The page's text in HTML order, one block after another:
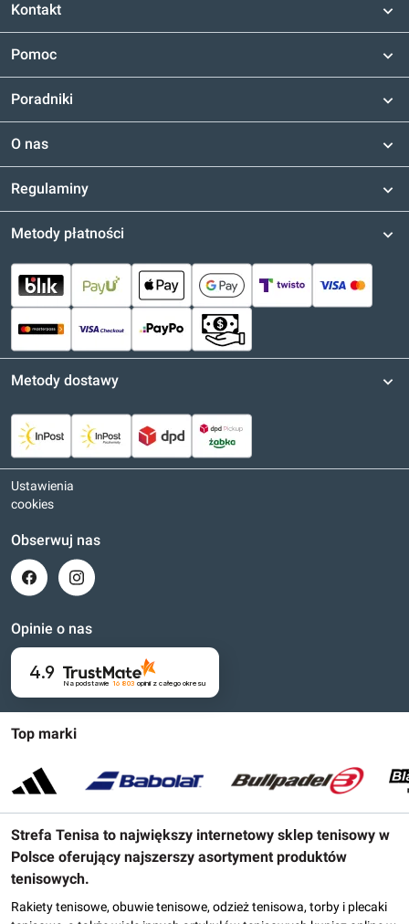
Kontakt
Pomoc
Poradniki
O nas
Regulaminy
Top marki
Strefa Tenisa to największy internetowy sklep tenisowy w
Polsce oferujący najszerszy asortyment produktów
tenisowych.
Rakiety tenisowe, obuwie tenisowe, odzież tenisowa, torby i plecaki
Metody płatności
Metody dostawy
Ustawienia
cookies
Obserwuj nas
Opinie o nas
4.9
Na podstawie 16 803 opinii z całego okresu